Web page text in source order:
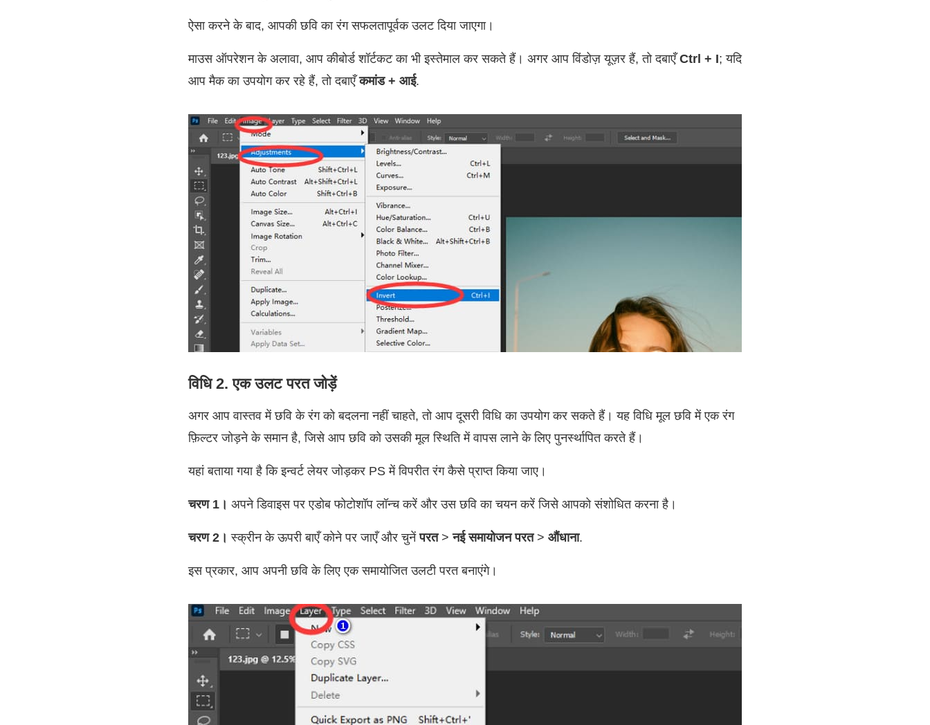
ऐसा करने के बाद, आपकी छवि का रंग सफलतापूर्वक उलट दिया जाएगा।
माउस ऑपरेशन के अलावा, आप कीबोर्ड शॉर्टकट का भी इस्तेमाल कर सकते हैं। अगर आप विंडोज़ यूज़र हैं, तो दबाएँCtrl + I; यदि
आप मैक का उपयोग कर रहे हैं, तो दबाएँकमांड + आई.
विधि 2. एक उलट परत जोड़ें
अगर आप वास्तव में छवि के रंग को बदलना नहीं चाहते, तो आप दूसरी विधि का उपयोग कर सकते हैं। यह विधि मूल छवि में एक रंग
फ़िल्टर जोड़ने के समान है, जिसे आप छवि को उसकी मूल स्थिति में वापस लाने के लिए पुनर्स्थापित करते हैं।
यहां बताया गया है कि इन्वर्ट लेयर जोड़कर PS में विपरीत रंग कैसे प्राप्त किया जाए।
चरण 1। अपने डिवाइस पर एडोब फोटोशॉप लॉन्च करें और उस छवि का चयन करें जिसे आपको संशोधित करना है।
चरण 2। स्क्रीन के ऊपरी बाएँ कोने पर जाएँ और चुनेंपरत>नई समायोजन परत> औंधाना.
इस प्रकार, आप अपनी छवि के लिए एक समायोजित उलटी परत बनाएंगे।